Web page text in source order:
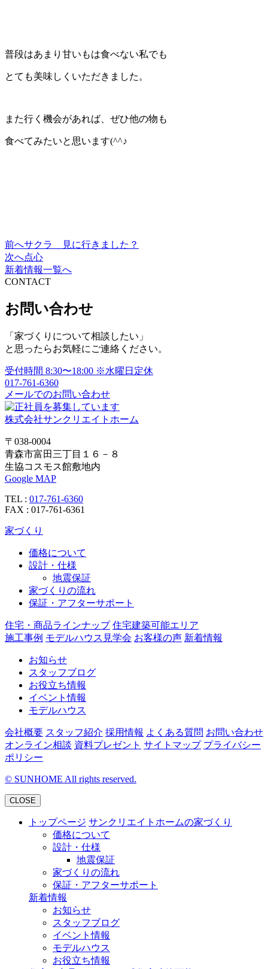
普段はあまり甘いもは食べない私でも
とても美味しくいただきました。
また行く機会があれば、ぜひ他の物も
食べてみたいと思います(^^♪
投
稿
ナ
ビ
ー
シ
ョ
ン
前へサクラ 見に行きました？
次へ点心
新着情報一覧へ
CONTACT
お問い合わせ
「家づくりについて相談したい」
と思ったらお気軽にご連絡ください。
受付時間 8:30〜18:00 ※水曜日定休
017-761-6360
メールでのお問い合わせ
株式会社サンクリエイトホーム
〒038-0004
青森市富田三丁目１６－８
生協コスモス館敷地内
Google MAP
TEL : 017-761-6360
FAX : 017-761-6361
家づくり
価格について
設計・仕様
地震保証
家づくりの流れ
保証・アフターサポート
住宅・商品ラインナップ 住宅建築可能エリア
施工事例 モデルハウス見学会 お客様の声 新着情報
お知らせ
スタッフブログ
お役立ち情報
イベント情報
モデルハウス
会社概要 スタッフ紹介 採用情報 よくある質問 お問い合わせ
オンライン相談 資料プレゼント サイトマップ プライバシー
ポリシー
© SUNHOME All rights reserved.
CLOSE
トップページ サンクリエイトホームの家づくり
価格について
設計・仕様
地震保証
家づくりの流れ
保証・アフターサポート
新着情報
お知らせ
スタッフブログ
イベント情報
モデルハウス
お役立ち情報